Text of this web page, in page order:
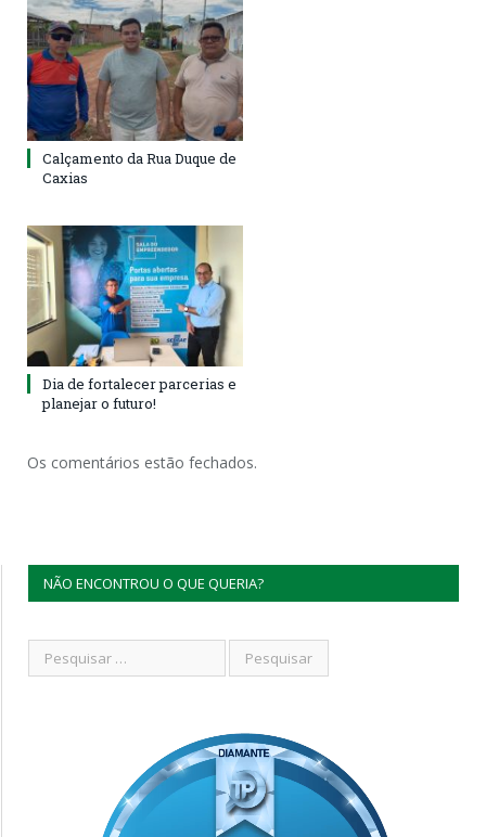
Calçamento da Rua Duque de
Caxias
Dia de fortalecer parcerias e
planejar o futuro!
Os comentários estão fechados.
NÃO ENCONTROU O QUE QUERIA?